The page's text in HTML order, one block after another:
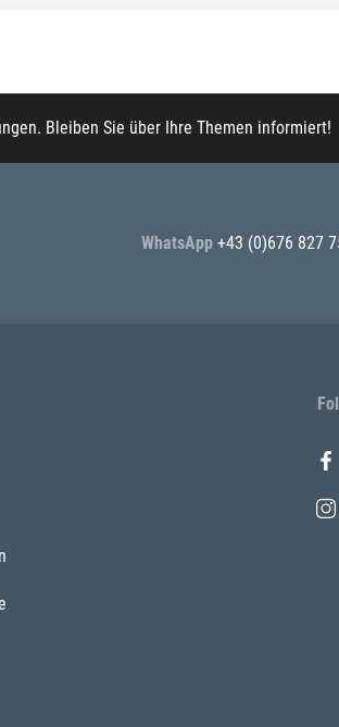
Bleiben Sie über Ihre Themen informiert!
WhatsApp +43 (0)676 827